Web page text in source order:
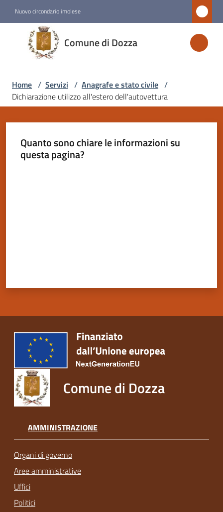
Nuovo circondario imolese
Comune di Dozza
Comune
di
Dozza
Amministrazione
Servizi
on-
argomenti
Seguici
su
Home / Servizi / Anagrafe e stato civile /
Dichiarazione utilizzo all'estero dell'autovettura
Quanto sono chiare le informazioni su
questa pagina?
Comune di Dozza
AMMINISTRAZIONE
Organi di governo
Aree amministrative
Uffici
Politici